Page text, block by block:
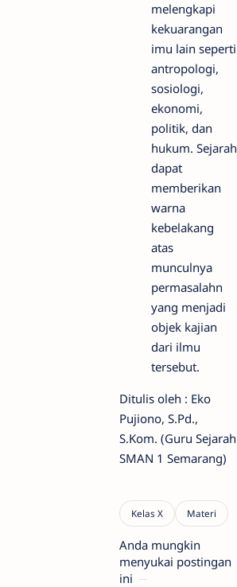
melengkapi
kekuarangan
imu lain seperti
antropologi,
sosiologi,
ekonomi,
politik, dan
hukum. Sejarah
dapat
memberikan
warna
kebelakang
atas
munculnya
permasalahn
yang menjadi
objek kajian
dari ilmu
tersebut.
Ditulis oleh : Eko
Pujiono, S.Pd.,
S.Kom. (Guru Sejarah
SMAN 1 Semarang)
Anda mungkin
menyukai postingan
ini